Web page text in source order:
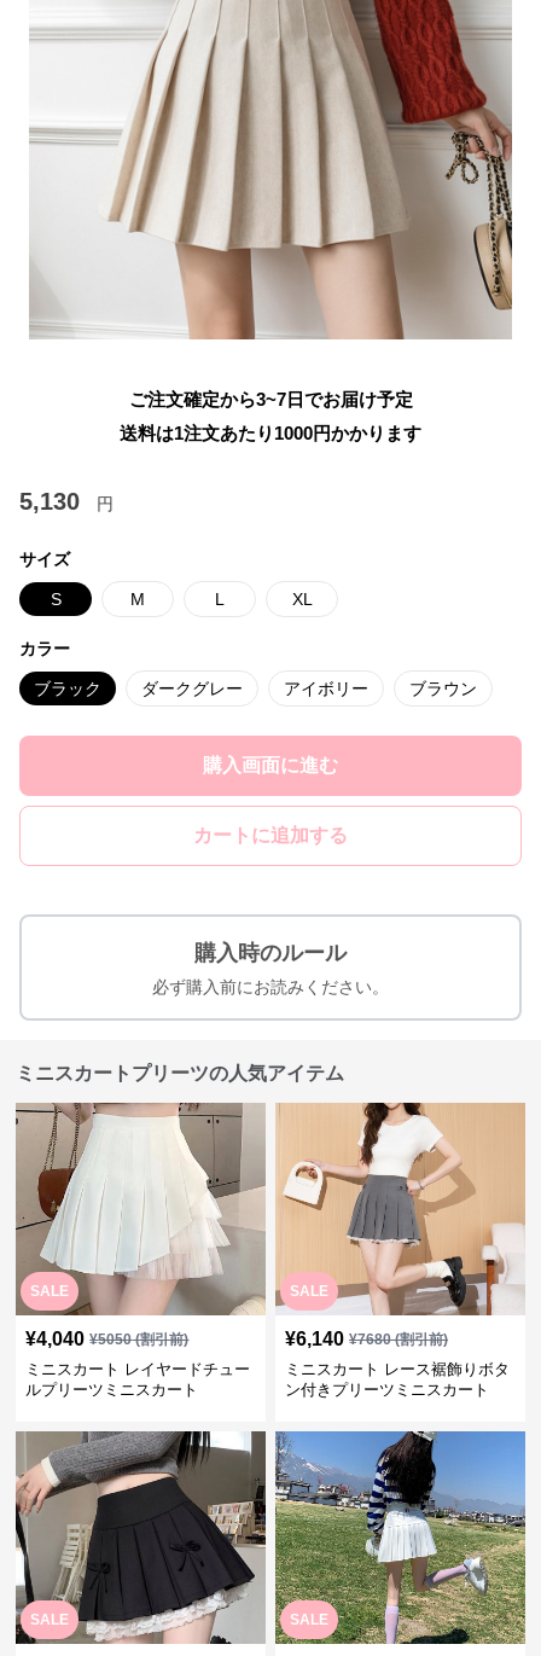
ご注文確定から3~7日でお届け予定
送料は1注文あたり 1000円かかります
5,130 円
サイズ
S M L XL
カラー
ブラック ダークグレー アイボリー ブラウン
購入画面に進む
カートに追加する
購入時のルール
必ず購入前にお読みください。
ミニスカートプリーツの人気アイテム
SALE
¥4,040 ¥5050(割引前)
ミニスカート レイヤードチュー
ルプリーツミニスカート
SALE
¥6,140 ¥7680(割引前)
ミニスカート レース裾飾りボタ
ン付きプリーツミニスカート
SALE SALE